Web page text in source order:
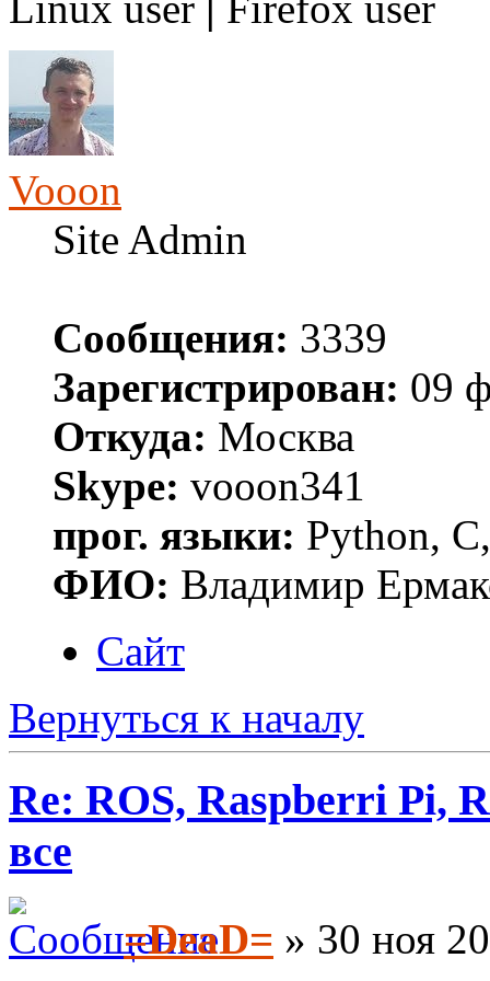
Vooon
Site Admin
Сообщения: 3339
Зарегистрирован: 09
Откуда: Москва
Skype: vooon341
прог. языки: Python,
ФИО: Владимир
Сайт
Вернуться к началу
Re: ROS, Raspberri Pi,
все
=DeaD= » 30 ноя